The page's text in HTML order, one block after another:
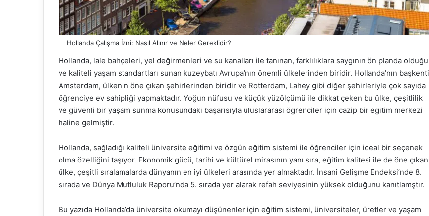
Hollanda Çalışma İzni: Nasıl Alınır ve Neler Gereklidir?
Hollanda, lale bahçeleri, yel değirmenleri ve su kanalları ile tanınan, farklılıklara saygının ön planda olduğu
ve kaliteli yaşam standartları sunan kuzeybatı Avrupa’nın önemli ülkelerinden biridir. Hollanda’nın başkenti
Amsterdam, ülkenin öne çıkan şehirlerinden biridir ve Rotterdam, Lahey gibi diğer şehirleriyle çok sayıda
öğrenciye ev sahipliği yapmaktadır. Yoğun nüfusu ve küçük yüzölçümü ile dikkat çeken bu ülke, çeşitlilik
ve güvenli bir yaşam sunma konusundaki başarısıyla uluslararası öğrenciler için cazip bir eğitim merkezi
haline gelmiştir.
Hollanda, sağladığı kaliteli üniversite eğitimi ve özgün eğitim sistemi ile öğrenciler için ideal bir seçenek
olma özelliğini taşıyor. Ekonomik gücü, tarihi ve kültürel mirasının yanı sıra, eğitim kalitesi ile de öne çıkan
ülke, çeşitli sıralamalarda dünyanın en iyi ülkeleri arasında yer almaktadır. İnsani Gelişme Endeksi’nde 8.
sırada ve Dünya Mutluluk Raporu’nda 5. sırada yer alarak refah seviyesinin yüksek olduğunu kanıtlamştır.
Bu yazıda Hollanda’da üniversite okumayı düşünenler için eğitim sistemi, üniversiteler, üretler ve yaşam